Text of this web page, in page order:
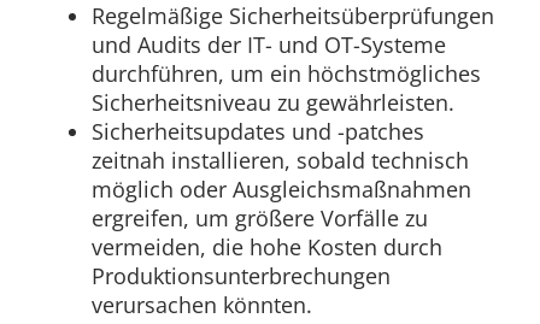
Regelmäßige Sicherheitsüberprüfungen
und Audits der IT- und OT-Systeme
durchführen, um ein höchstmögliches
Sicherheitsniveau zu gewährleisten.
Sicherheitsupdates und -patches
zeitnah installieren, sobald technisch
möglich oder Ausgleichsmaßnahmen
ergreifen, um größere Vorfälle zu
vermeiden, die hohe Kosten durch
Produktionsunterbrechungen
verursachen könnten.